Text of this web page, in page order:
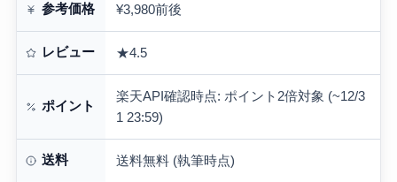
参考価格 ¥3,980前後
レビュー ★4.5
ポイント
楽天API確認時点: ポイント2倍対象 (~12/3
1 23:59)
送料 送料無料 (執筆時点)